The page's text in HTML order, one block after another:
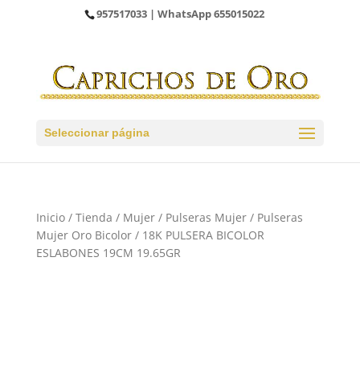
957517033 | WhatsApp655015022
Seleccionar página
Inicio/ Tienda / Mujer/ Pulseras Mujer/ Pulseras
Mujer Oro Bicolor/ 18K PULSERA BICOLOR
ESLABONES 19CM 19.65GR